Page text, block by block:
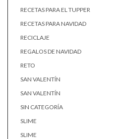
RECETAS PARA EL TUPPER
RECETAS PARA NAVIDAD
RECICLAJE
REGALOS DE NAVIDAD
RETO
SAN VALENTÍN
SAN VALENTÍN
SIN CATEGORÍA
SLIME
SLIME